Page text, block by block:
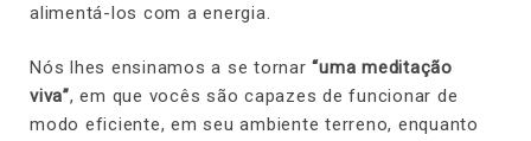
alimentá-los com a energia.
Nós lhes ensinamos a se tornar“uma meditação
viva”, em que vocês são capazes de funcionar de
modo eficiente, em seu ambiente terreno, enquanto